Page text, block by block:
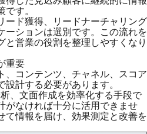
す。
ード獲得、リードナーチャリング
ーションは選別です。この流れを
営業の役割を整理しやすくなり
重要
、コンテンツ、チャネル、スコア
計する必要があります。
、文面作成を効率化する手段で
がなければ十分に活用できませ
て情報を届け、効果測定と改善を